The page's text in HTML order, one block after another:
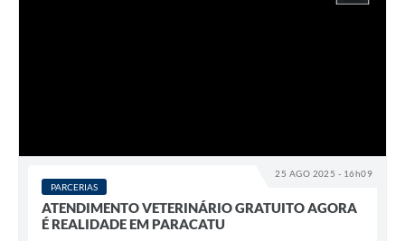
25 AGO 2025 - 16h09
PARCERIAS
ATENDIMENTO VETERINÁRIO GRATUITO AGORA
É REALIDADE EM PARACATU